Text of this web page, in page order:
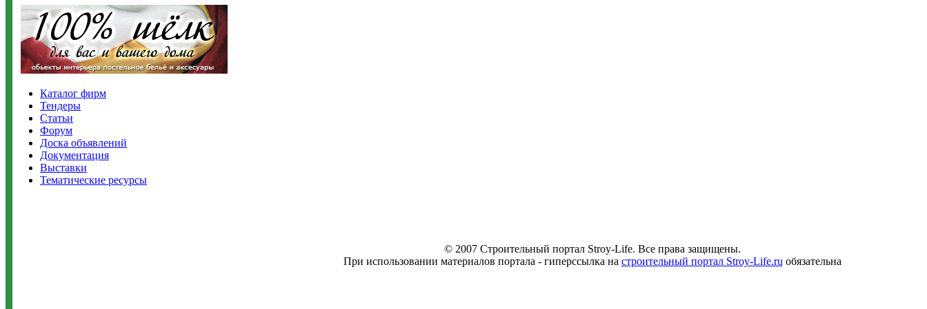
Каталог фирм
Тендеры
Статьи
Форум
Доска объявлений
Документация
Выставки
Тематические ресурсы
© 2007 Строительный портал Stroy-Life. Все права защищены.
При использовании материалов портала - гиперссылка на строительный портал Stroy-Life.ru обязательна